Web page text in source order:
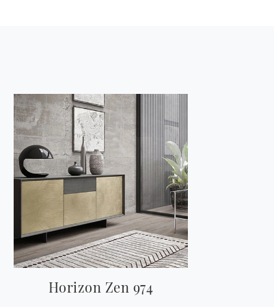
Horizon Zen 974